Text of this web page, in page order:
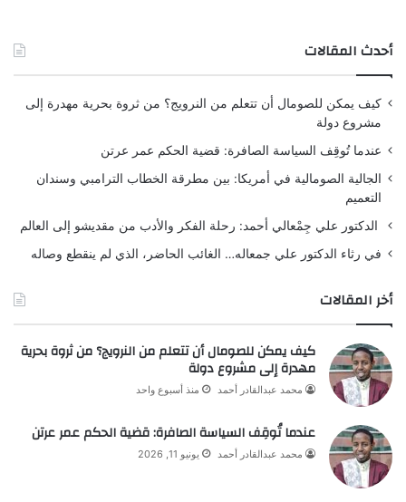
أحدث المقالات
كيف يمكن للصومال أن تتعلم من النرويج؟ من ثروة بحرية مهدرة إلى
مشروع دولة
عندما تُوقِف السياسة الصافرة: قضية الحكم عمر عرتن
الجالية الصومالية في أمريكا: بين مطرقة الخطاب الترامبي وسندان
التعميم
الدكتور علي جِمْعالي أحمد: رحلة الفكر والأدب من مقديشو إلى العالم
في رثاء الدكتور علي جمعاله… الغائب الحاضر، الذي لم ينقطع وصاله
أخر المقالات
كيف يمكن للصومال أن تتعلم من النرويج؟ من ثروة بحرية
مهدرة إلى مشروع دولة
محمد عبدالقادر أحمد منذ أسبوع واحد
عندما تُوقِف السياسة الصافرة: قضية الحكم عمر عرتن
محمد عبدالقادر أحمد يونيو 11, 2026